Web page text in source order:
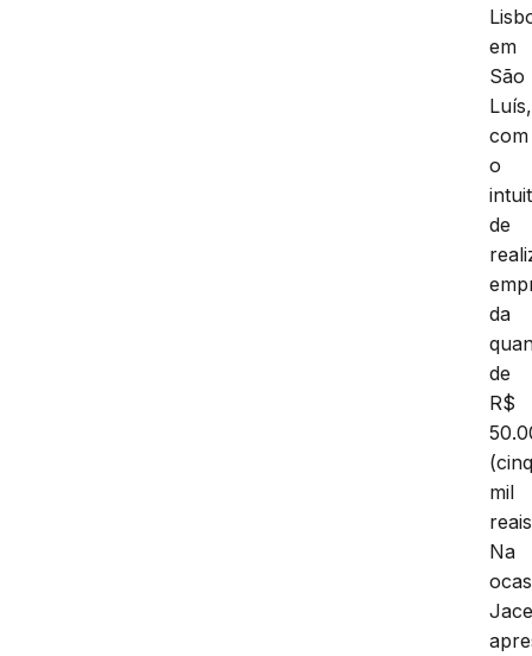
em
São
Luís,
com
o
de
da
de
R$
mil
Na